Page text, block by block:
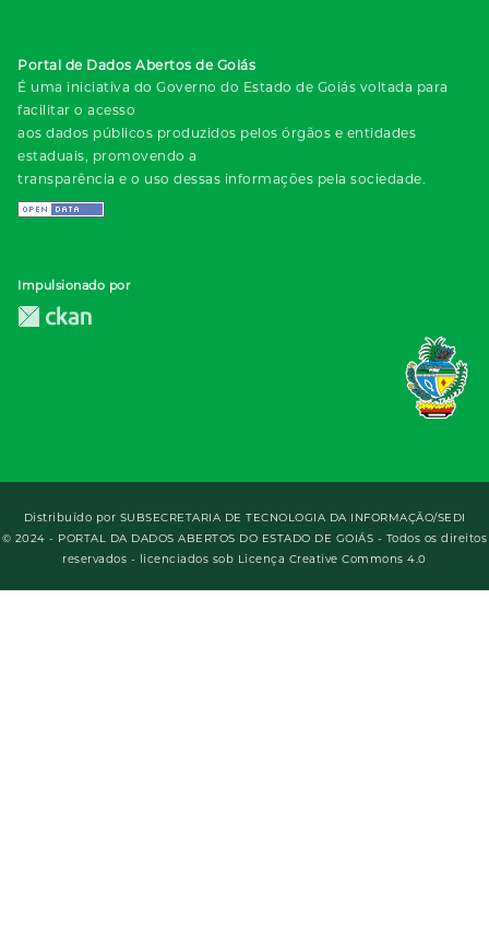
Portal de Dados Abertos de Goiás
É uma iniciativa do Governo do Estado de Goiás voltada para
facilitar o acesso
aos dados públicos produzidos pelos órgãos e entidades
estaduais, promovendo a
transparência e o uso dessas informações pela sociedade.
Impulsionado por
Distribuído por SUBSECRETARIA DE TECNOLOGIA DA INFORMAÇÃO/SEDI
© 2024 - PORTAL DA DADOS ABERTOS DO ESTADO DE GOIÁS - Todos os direitos
reservados - licenciados sob Licença Creative Commons 4.0